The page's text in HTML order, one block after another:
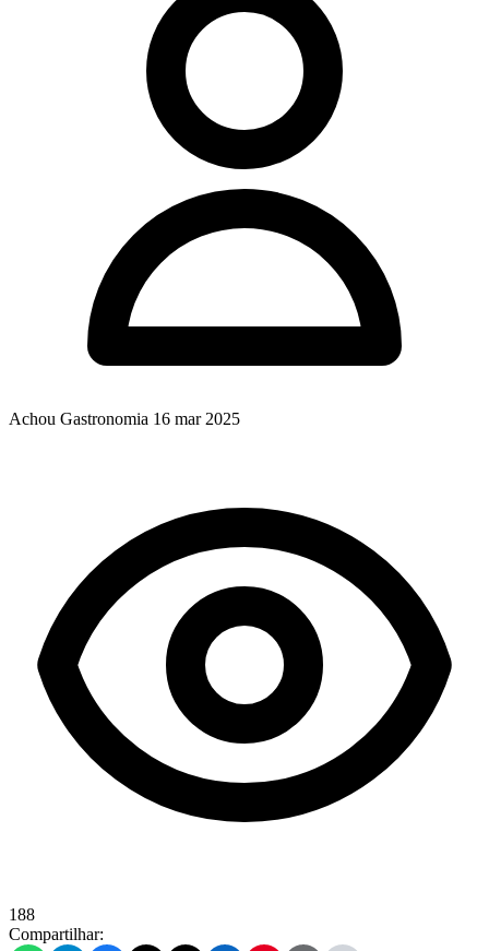
Achou Gastronomia 16 mar 2025
188
Compartilhar: